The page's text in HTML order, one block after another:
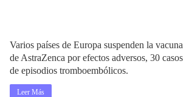
Varios países de Europa suspenden la vacuna
de AstraZenca por efectos adversos, 30 casos
de episodios tromboembólicos.
Leer Más